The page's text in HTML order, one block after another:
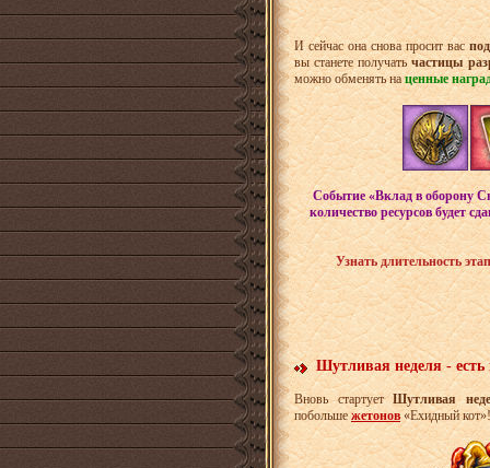
И сейчас она снова просит вас
вы станете получатьчастицы
можно обменять наценные
Событие «Вклад в оборону
количество ресурсов будет
Узнать длительность
Шутливая неделя - есть
Вновь стартуетШутливая
побольшежетонов«Ехидный кот»!